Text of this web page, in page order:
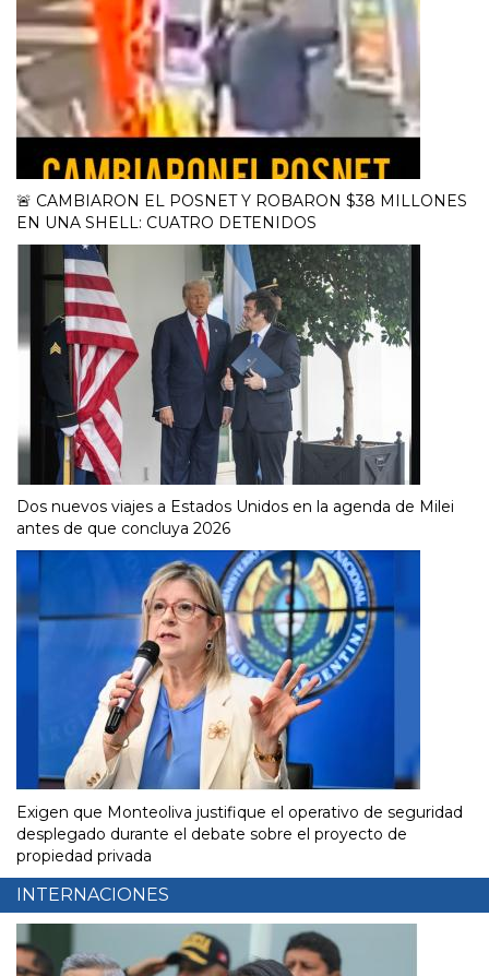
🚨 CAMBIARON EL POSNET Y ROBARON $38 MILLONES
EN UNA SHELL: CUATRO DETENIDOS
Dos nuevos viajes a Estados Unidos en la agenda de Milei
antes de que concluya 2026
Exigen que Monteoliva justifique el operativo de seguridad
desplegado durante el debate sobre el proyecto de
propiedad privada
INTERNACIONES